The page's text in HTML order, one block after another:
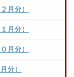
月分）
月分）
月分）
分）